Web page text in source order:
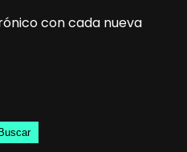
con cada nueva
Buscar